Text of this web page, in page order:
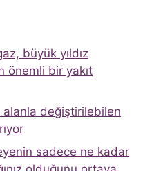
büyük yıldız
önemli bir yakıt
alanla değiştirilebilen
sadece ne kadar